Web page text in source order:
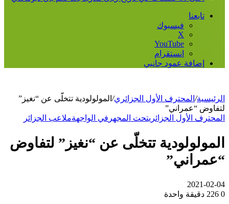
تابعنا
فيسبوك
‫X
‫YouTube
انستقرام
إضافة عمود جانبي
الرئيسية/ المحترف الأول الجزائري/ المولولودية تتخلّى عن “نغيز”
لتفاوض “عمراني”
المحترف الأول الجزائريتحت المجهر في الواجهةملاعب الجزائر
المولولودية تتخلّى عن “نغيز” لتفاوض
“عمراني”
2021-02-04
0
دقيقة واحدة